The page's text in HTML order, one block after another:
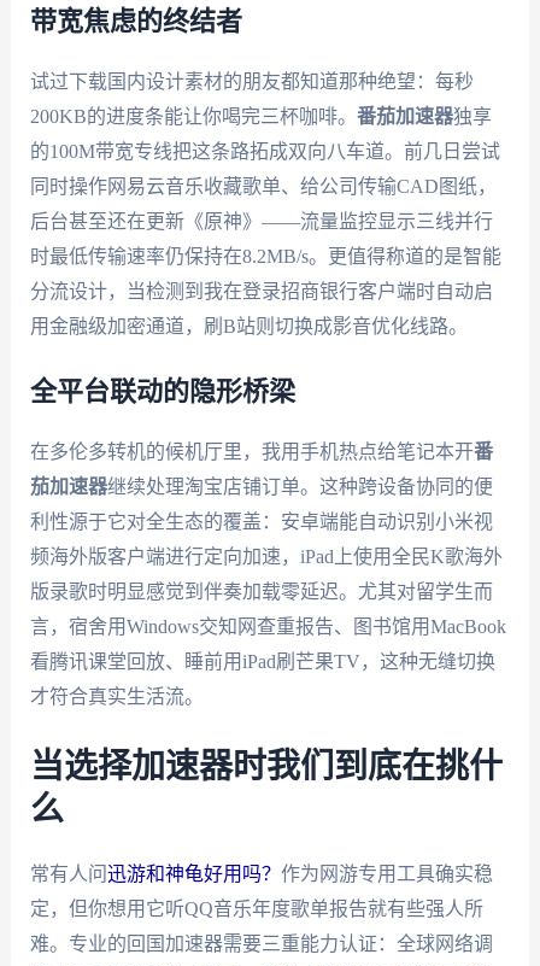
带宽焦虑的终结者
试过下载国内设计素材的朋友都知道那种绝望：每秒
200KB的进度条能让你喝完三杯咖啡。 番茄加速器独享
的100M带宽专线把这条路拓成双向八车道。前几日尝试
同时操作网易云音乐收藏歌单、给公司传输CAD图纸，
后台甚至还在更新《原神》——流量监控显示三线并行
时最低传输速率仍保持在8.2MB/s。更值得称道的是智能
分流设计，当检测到我在登录招商银行客户端时自动启
用金融级加密通道，刷B站则切换成影音优化线路。
全平台联动的隐形桥梁
在多伦多转机的候机厅里，我用手机热点给笔记本开番
茄加速器继续处理淘宝店铺订单。这种跨设备协同的便
利性源于它对全生态的覆盖：安卓端能自动识别小米视
频海外版客户端进行定向加速，iPad上使用全民K歌海外
版录歌时明显感觉到伴奏加载零延迟。尤其对留学生而
言，宿舍用Windows交知网查重报告、图书馆用MacBook
看腾讯课堂回放、睡前用iPad刷芒果TV，这种无缝切换
才符合真实生活流。
当选择加速器时我们到底在挑什
么
常有人问 迅游和神龟好用吗？ 作为网游专用工具确实稳
定，但你想用它听QQ音乐年度歌单报告就有些强人所
难。专业的回国加速器需要三重能力认证：全球网络调